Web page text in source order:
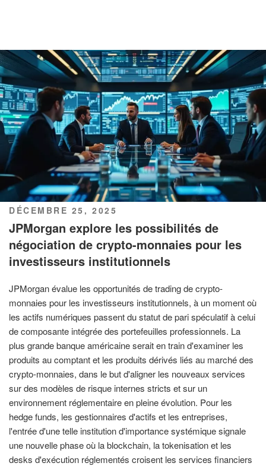
PUBLIÉ
LE
DÉCEMBRE 25, 2025
JPMorgan explore les possibilités de
négociation de crypto-monnaies pour les
investisseurs institutionnels
JPMorgan évalue les opportunités de trading de crypto-
monnaies pour les investisseurs institutionnels, à un moment où
les actifs numériques passent du statut de pari spéculatif à celui
de composante intégrée des portefeuilles professionnels. La
plus grande banque américaine serait en train d'examiner les
produits au comptant et les produits dérivés liés au marché des
crypto-monnaies, dans le but d'aligner les nouveaux services
sur des modèles de risque internes stricts et sur un
environnement réglementaire en pleine évolution. Pour les
hedge funds, les gestionnaires d'actifs et les entreprises,
l'entrée d'une telle institution d'importance systémique signale
une nouvelle phase où la blockchain, la tokenisation et les
desks d'exécution réglementés croisent les services financiers